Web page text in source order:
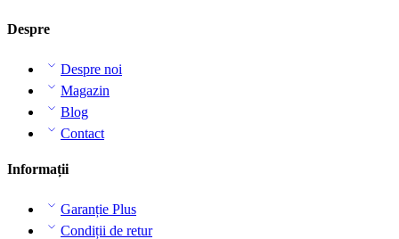
Despre
Despre noi
Magazin
Blog
Contact
Informații
Garanție Plus
Condiții de retur